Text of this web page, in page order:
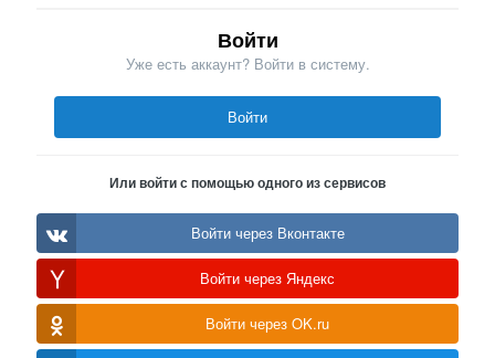
Войти
Уже есть аккаунт? Войти в систему.
Войти
Или войти с помощью одного из сервисов
Войти через Вконтакте
Войти через Яндекс
Войти через OK.ru